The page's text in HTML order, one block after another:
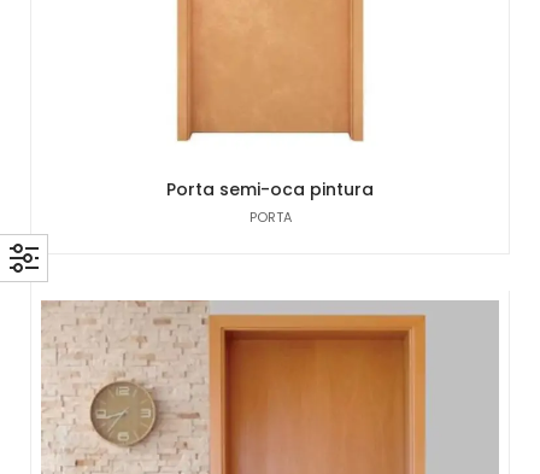
Porta semi-oca pintura
PORTA